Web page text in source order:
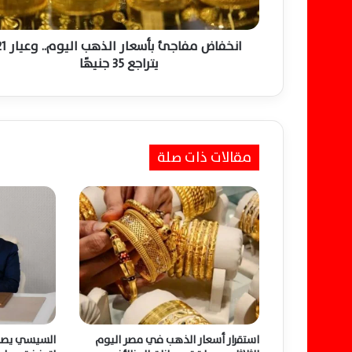
ف
ا
أ
ا
ل
ذ
ه
ب
ا
ي
و
م
.
انخفاض مفاجئ
يتراجع 35 جنيهًا
مقالات ذات صلة
استقرار أسعار الذهب في مصر اليوم
السيسي